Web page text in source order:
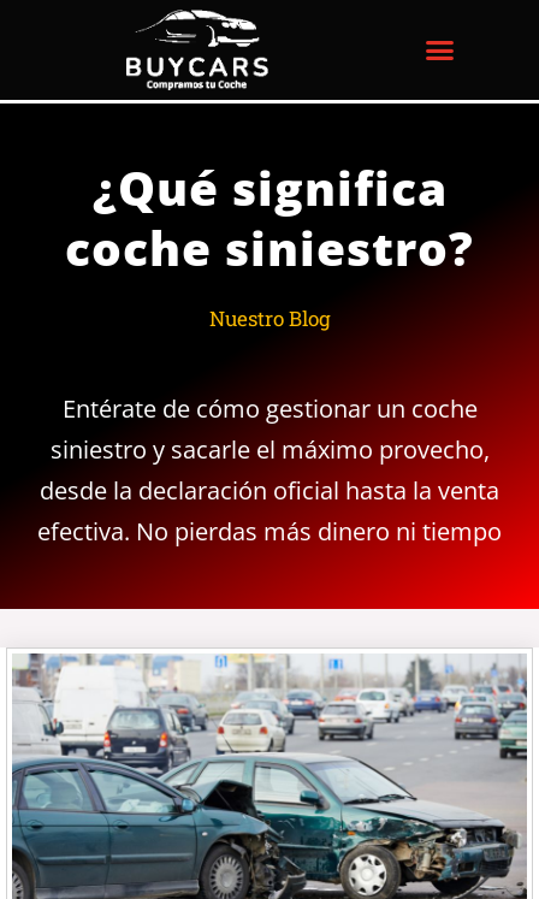
¿Qué significa
coche siniestro?
Nuestro Blog
Entérate de cómo gestionar un coche
siniestro y sacarle el máximo provecho,
desde la declaración oficial hasta la venta
efectiva. No pierdas más dinero ni tiempo